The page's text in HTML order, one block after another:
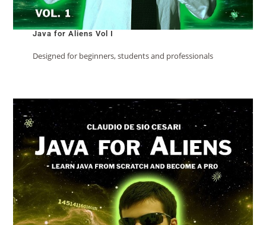
Java for Aliens Vol I
Designed for beginners, students and professionals